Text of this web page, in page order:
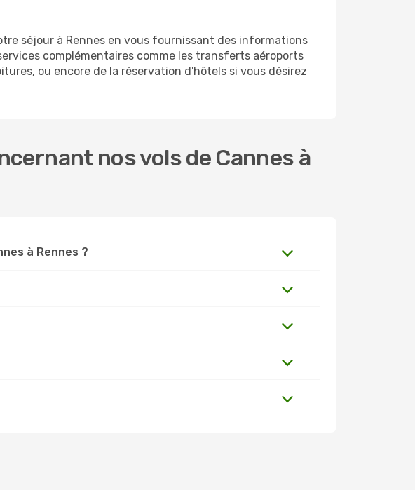
séjour à Rennes en vous fournissant des informations
complémentaires comme les transferts aéroports
ou encore de la réservation d'hôtels si vous désirez
nos vols de Cannes à
à Rennes ?